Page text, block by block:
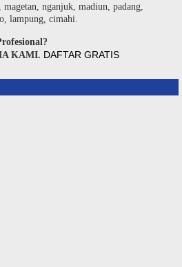
nganjuk, madiun, padang,
lampung, cimahi.
KAMI. DAFTAR GRATIS